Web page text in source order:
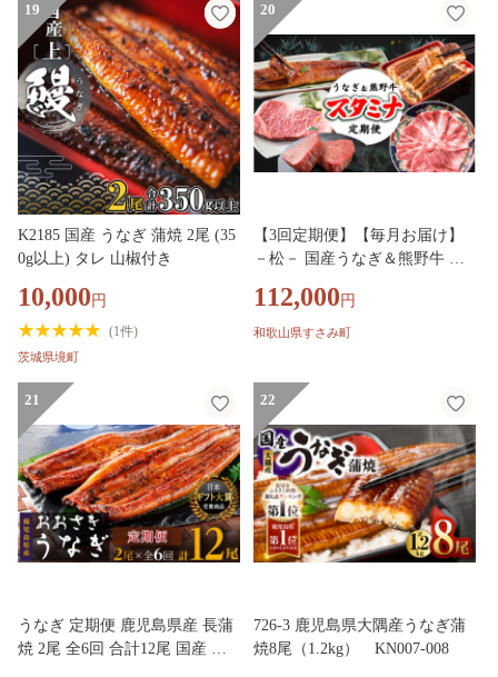
パック 個包装 冷凍 13000 13000
円
19
K2185 国産 うなぎ 蒲焼 2尾 (35
0g以上) タレ 山椒付き
10,000 円
(1件)
茨城県境町
20
【3回定期便】【毎月お届け】
－松－ 国産うなぎ＆熊野牛 ス
サーロイン シャトーブリアン
ヒレ ロース 蒲焼 蒲焼き 霜降り
ぶ 人気 贈答 贈り物 ギフト プ
レゼント お祝い 冷凍便 クール
便 【tkb365】
112,000 円
和歌山県すさみ町
21
うなぎ 定期便 鹿児島県産 長蒲
焼 2尾 全6回 合計12尾 国産 う
22
726-3 鹿児島県大隅産うなぎ蒲
焼8尾（1.2kg） KN007-008